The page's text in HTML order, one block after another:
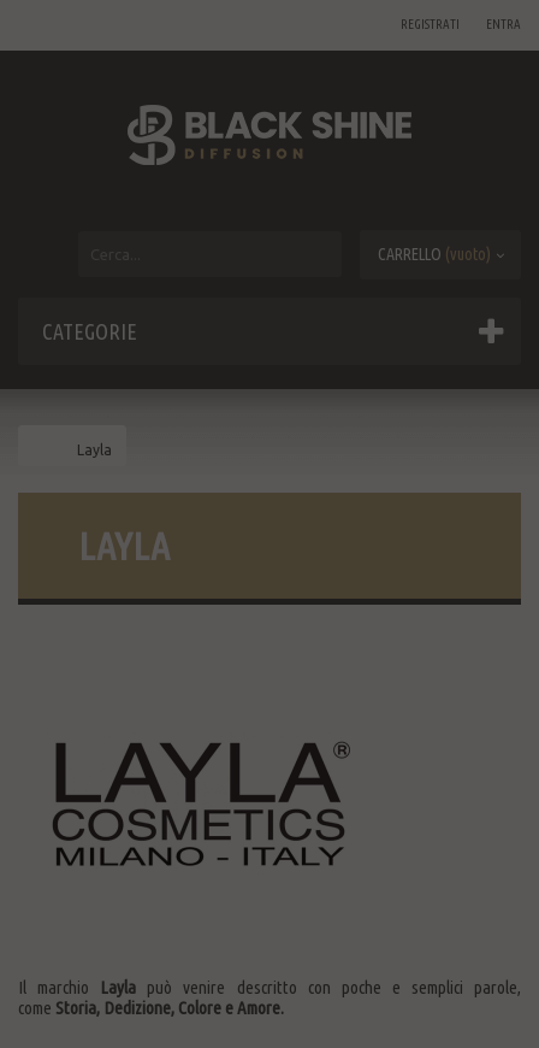
ENTRA
REGISTRATI
CARRELLO (vuoto)
CATEGORIE
Layla
LAYLA
Il marchio Layla può venire descritto con poche e semplici parole,
come Storia, Dedizione, Colore e Amore.